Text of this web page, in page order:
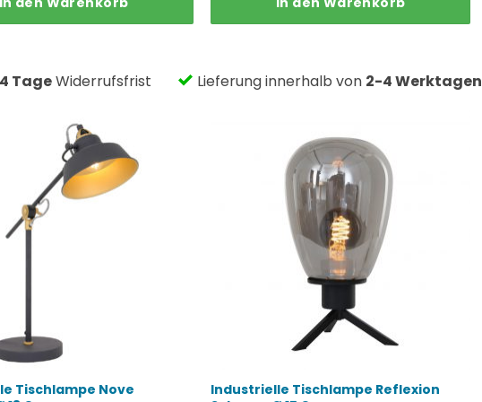
war:
ist:
TageWiderrufsfrist Lieferung innerhalb von 2-4 Werktagen
Tischlampe Nove
Industrielle Tischlampe Reflexion